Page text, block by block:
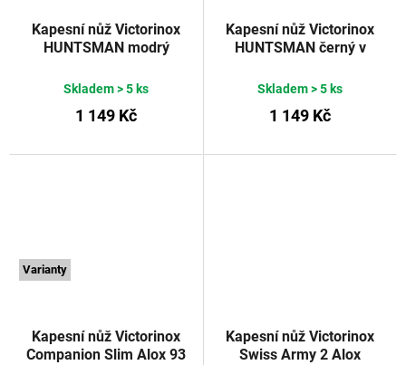
Kapesní nůž Victorinox
HUNTSMAN modrý
Skladem> 5 ks
1 149 Kč
Kapesní nůž Victorinox
HUNTSMAN černý v
Skladem> 5 ks
1 149 Kč
Varianty
Kapesní nůž Victorinox
Companion Slim Alox 93
Kapesní nůž Victorinox
Swiss Army 2 Alox